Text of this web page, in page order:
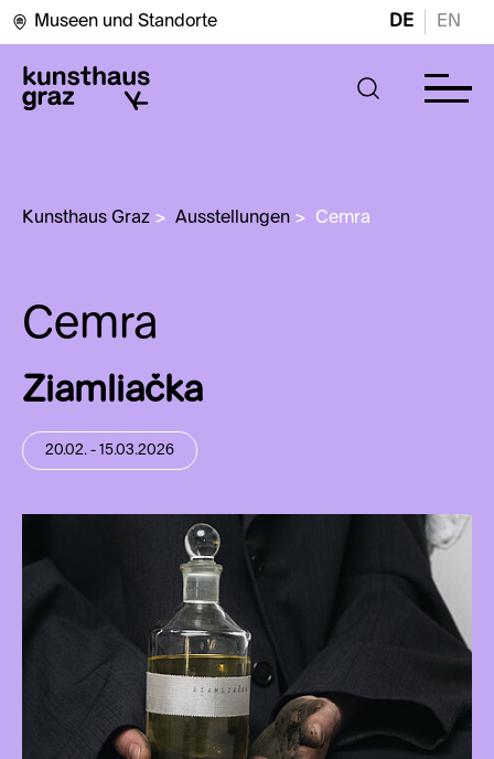
Museen und Standorte DE EN
Kunsthaus Graz > Ausstellungen > Cemra
Cemra
Ziamliačka
20.02. - 15.03.2026